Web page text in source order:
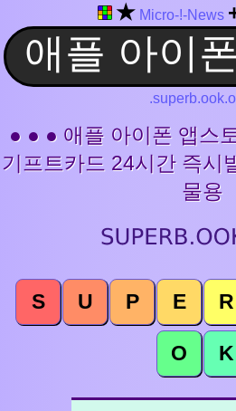
★ Micro-!-News
● ● ● 애플 아이폰 앱스
기프트카드 24시간 즉시
물용
S U P E R
O K